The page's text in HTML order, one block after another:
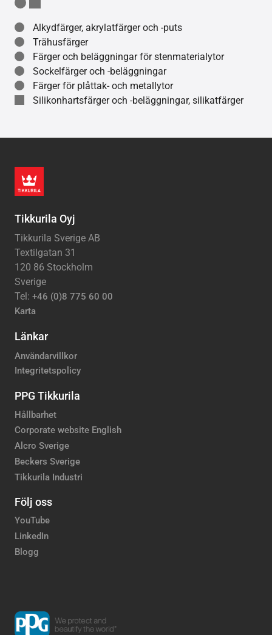
Alkydfärger, akrylatfärger och -puts
Trähusfärger
Färger och beläggningar för stenmaterialytor
Sockelfärger och -beläggningar
Färger för plåttak- och metallytor
Silikonhartsfärger och -beläggningar, silikatfärger
Tikkurila Oyj
Tikkurila Sverige AB
Textilgatan 31
120 86 Stockholm
Sverige
Tel: +46 (0)8 775 60 00
Karta
Länkar
Användarvillkor
Integritetspolicy
PPG Tikkurila
Hållbarhet
Corporate website English
Alcro Sverige
Beckers Sverige
Tikkurila Industri
Följ oss
YouTube
LinkedIn
Blogg